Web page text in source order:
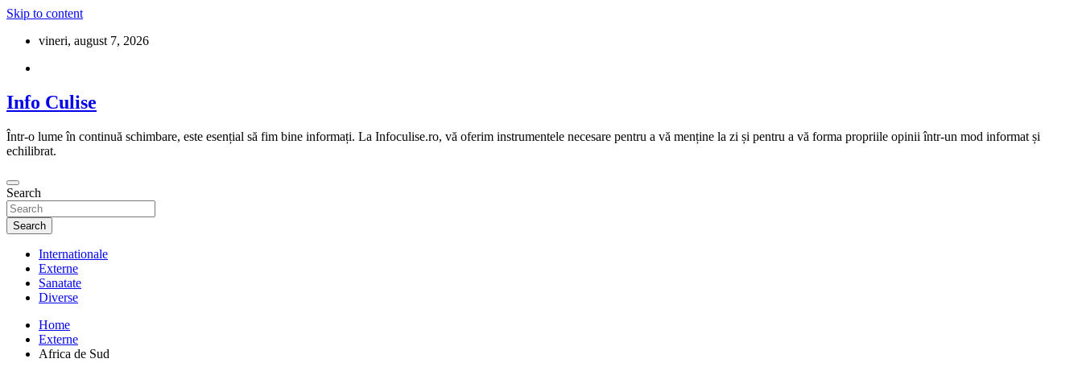
Skip to content
vineri, august 7, 2026
Info Culise
Într-o lume în continuă schimbare, este esențial să fim bine informați. La Infoculise.ro, vă oferim instrumentele necesare pentru a vă menține la zi și pentru a vă forma propriile opinii într-un mod informat și
echilibrat.
Search
Search
Internationale
Externe
Sanatate
Diverse
Home
Externe
Africa de Sud